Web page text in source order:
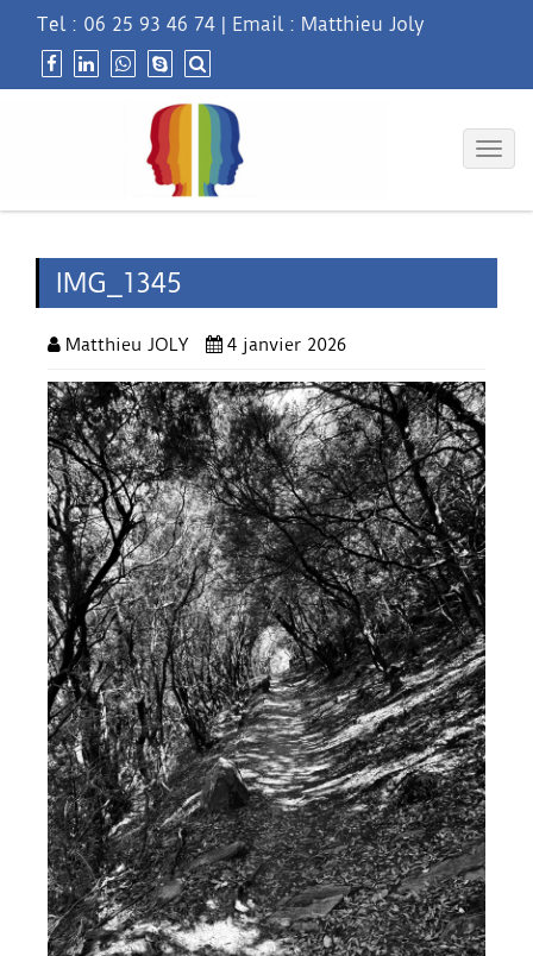
Tel : 06 25 93 46 74 | Email : Matthieu Joly
IMG_1345
Matthieu JOLY 4 janvier 2026